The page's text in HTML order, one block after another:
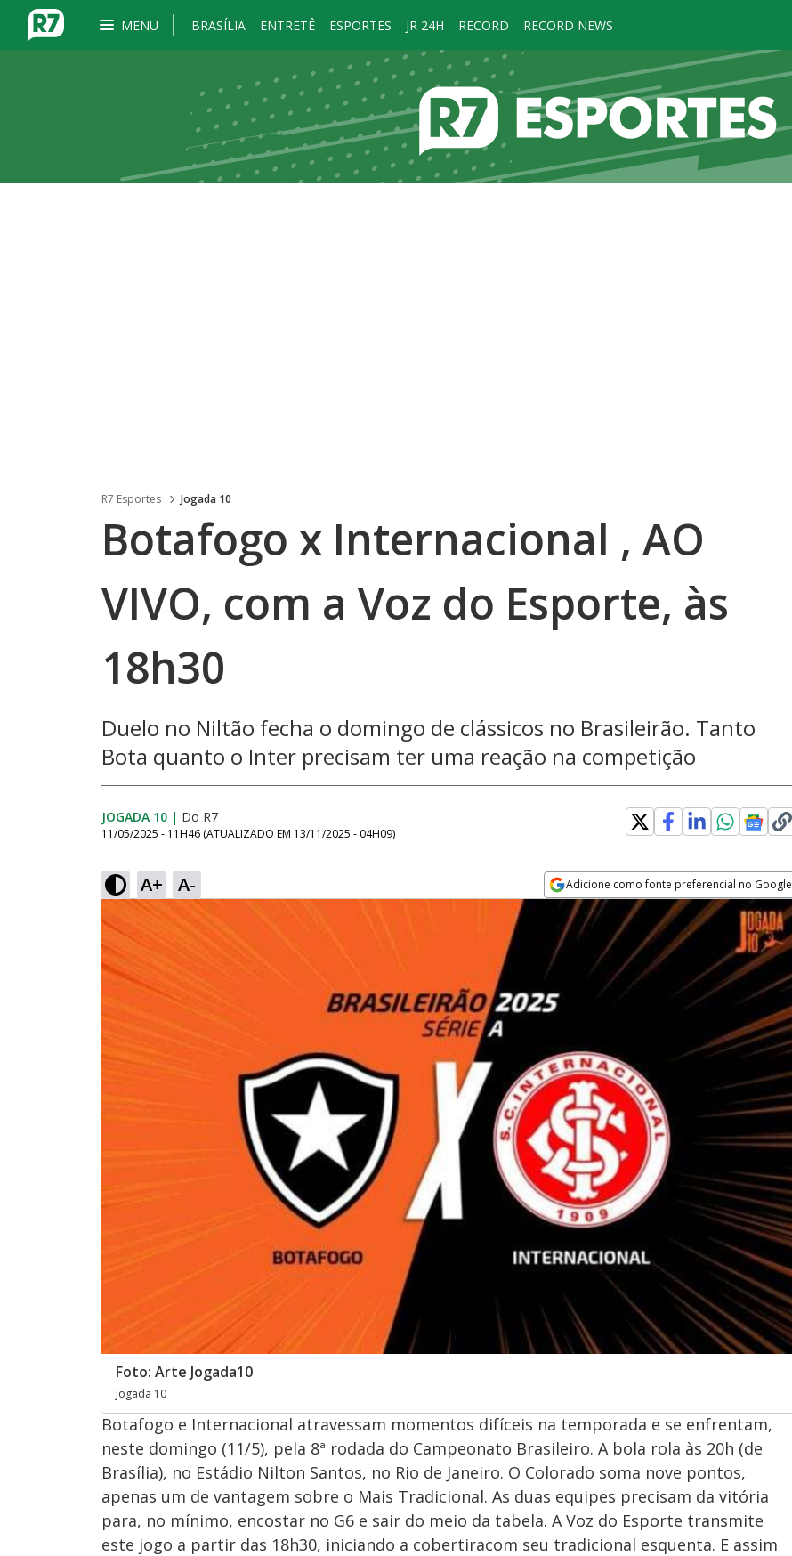
MENU BRASÍLIA ENTRETÊ ESPORTES JR 24H RECORD RECORD NEWS
R7 Esportes Jogada 10
Botafogo x Internacional , AO
VIVO, com a Voz do Esporte, às
18h30
Duelo no Niltão fecha o domingo de clássicos no Brasileirão. Tanto
Bota quanto o Inter precisam ter uma reação na competição
JOGADA 10 | Do R7
11/05/2025 - 11H46 (ATUALIZADO EM 13/11/2025 - 04H09)
A+ A- Adicione como fonte preferencial no Google
Opens in new window
Foto: Arte Jogada10
Jogada 10
Botafogo e Internacional atravessam momentos difíceis na temporada e se enfrentam,
neste domingo (11/5), pela 8ª rodada do Campeonato Brasileiro. A bola rola às 20h (de
Brasília), no Estádio Nilton Santos, no Rio de Janeiro. O Colorado soma nove pontos,
apenas um de vantagem sobre o Mais Tradicional. As duas equipes precisam da vitória
para, no mínimo, encostar no G6 e sair do meio da tabela. A Voz do Esporte transmite
este jogo a partir das 18h30, iniciando a cobertiracom seu tradicional esquenta. E assim